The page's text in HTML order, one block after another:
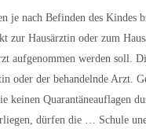
je nach Befinden des Kindes
zur Hausärztin oder zum
aufgenommen werden soll.
oder der behandelnde Arzt.
keinen Quarantäneauflagen
dürfen die … Schule